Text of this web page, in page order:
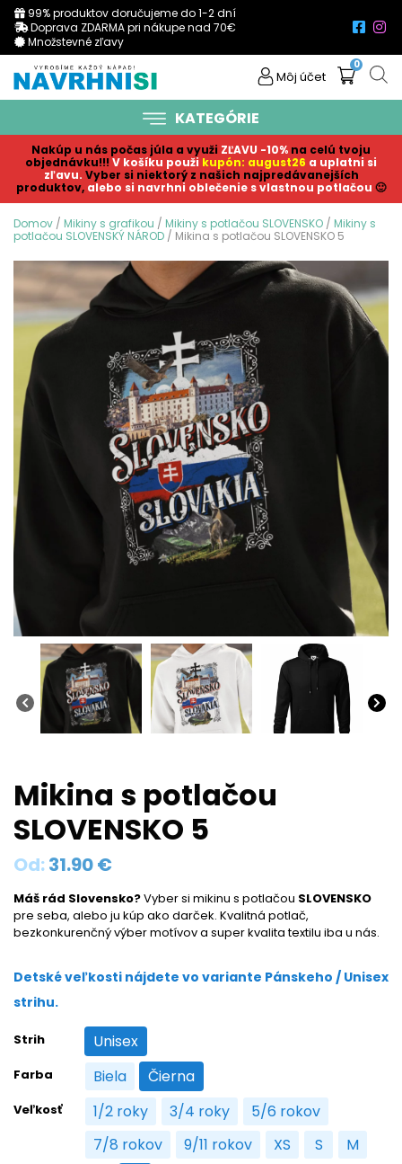
99% produktov doručujeme do 1-2 dní
Doprava ZDARMA pri nákupe nad 70€
Množstevné zľavy
Môj účet
0
KATEGÓRIE
Nakúp u nás počas júla a využi ZĽAVU -10% na celú tvoju
objednávku!!! V košíku použi kupón: august26 a uplatni si
zľavu. Vyber si niektorý z našich najpredávanejších
produktov, alebo si navrhni oblečenie s vlastnou potlačou 🙂
Domov / Mikiny s grafikou / Mikiny s potlačou SLOVENSKO / Mikiny s
potlačou SLOVENSKÝ NÁROD / Mikina s potlačou SLOVENSKO 5
Mikina s potlačou
SLOVENSKO 5
Od:31.90€
Máš rád Slovensko?Vyber si mikinu s potlačou SLOVENSKO
pre seba, alebo ju kúp ako darček. Kvalitná potlač,
bezkonkurenčný výber motívov a super kvalita textilu iba u nás.
Detské veľkosti nájdete vo variante Pánskeho / Unisex
strihu.
Strih Unisex
Unisex
Farba Biela
Biela Čierna
Čierna
Veľkosť 1/2 roky
1/2 roky 3/4 roky
3/4 roky 5/6 rokov
5/6 rokov
7/8 rokov
7/8 rokov9/11 rokov
9/11 rokovXS
XS S
S M
M